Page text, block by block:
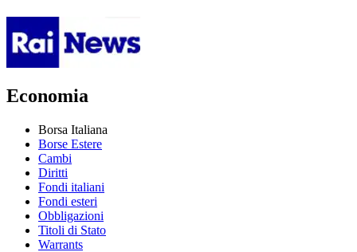
Economia
Borsa Italiana
Borse Estere
Cambi
Diritti
Fondi italiani
Fondi esteri
Obbligazioni
Titoli di Stato
Warrants